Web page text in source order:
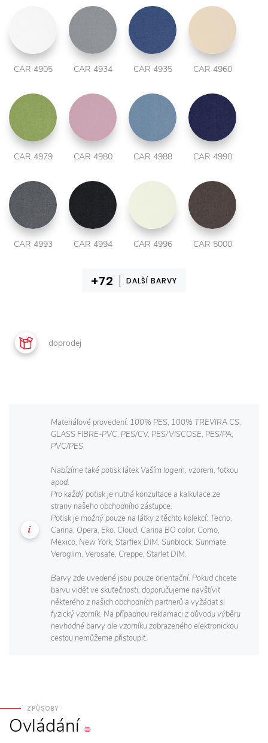
CAR 4905 CAR 4934 CAR 4935 CAR 4960
CAR 4979 CAR 4980 CAR 4988 CAR 4990
CAR 4993 CAR 4994 CAR 4996 CAR 5000
DALŠÍ BARVY
doprodej
Materiálové provedení: 100% PES, 100% TREVIRA CS,
GLASS FIBRE-PVC, PES/CV, PES/VISCOSE, PES/PA,
PVC/PES
Nabízíme také potisk látek Vaším logem, vzorem, fotkou
apod.
Pro každý potisk je nutná konzultace a kalkulace ze
strany našeho obchodního zástupce.
Potisk je možný pouze na látky z těchto kolekcí: Tecno,
Carina, Opera, Eko, Cloud, Carina BO color, Como,
Mexico, New York, Starflex DIM, Sunblock, Sunmate,
Veroglim, Verosafe, Creppe, Starlet DIM.
Barvy zde uvedené jsou pouze orientační. Pokud chcete
barvu vidět ve skutečnosti, doporučujeme navštívit
některého z našich obchodních partnerů a vyžádat si
fyzický vzorník. Na případnou reklamaci z důvodu výběru
nevhodné barvy dle vzorníku zobrazeného elektronickou
cestou nemůžeme přistoupit.
ZPŮSOBY
Ovládání